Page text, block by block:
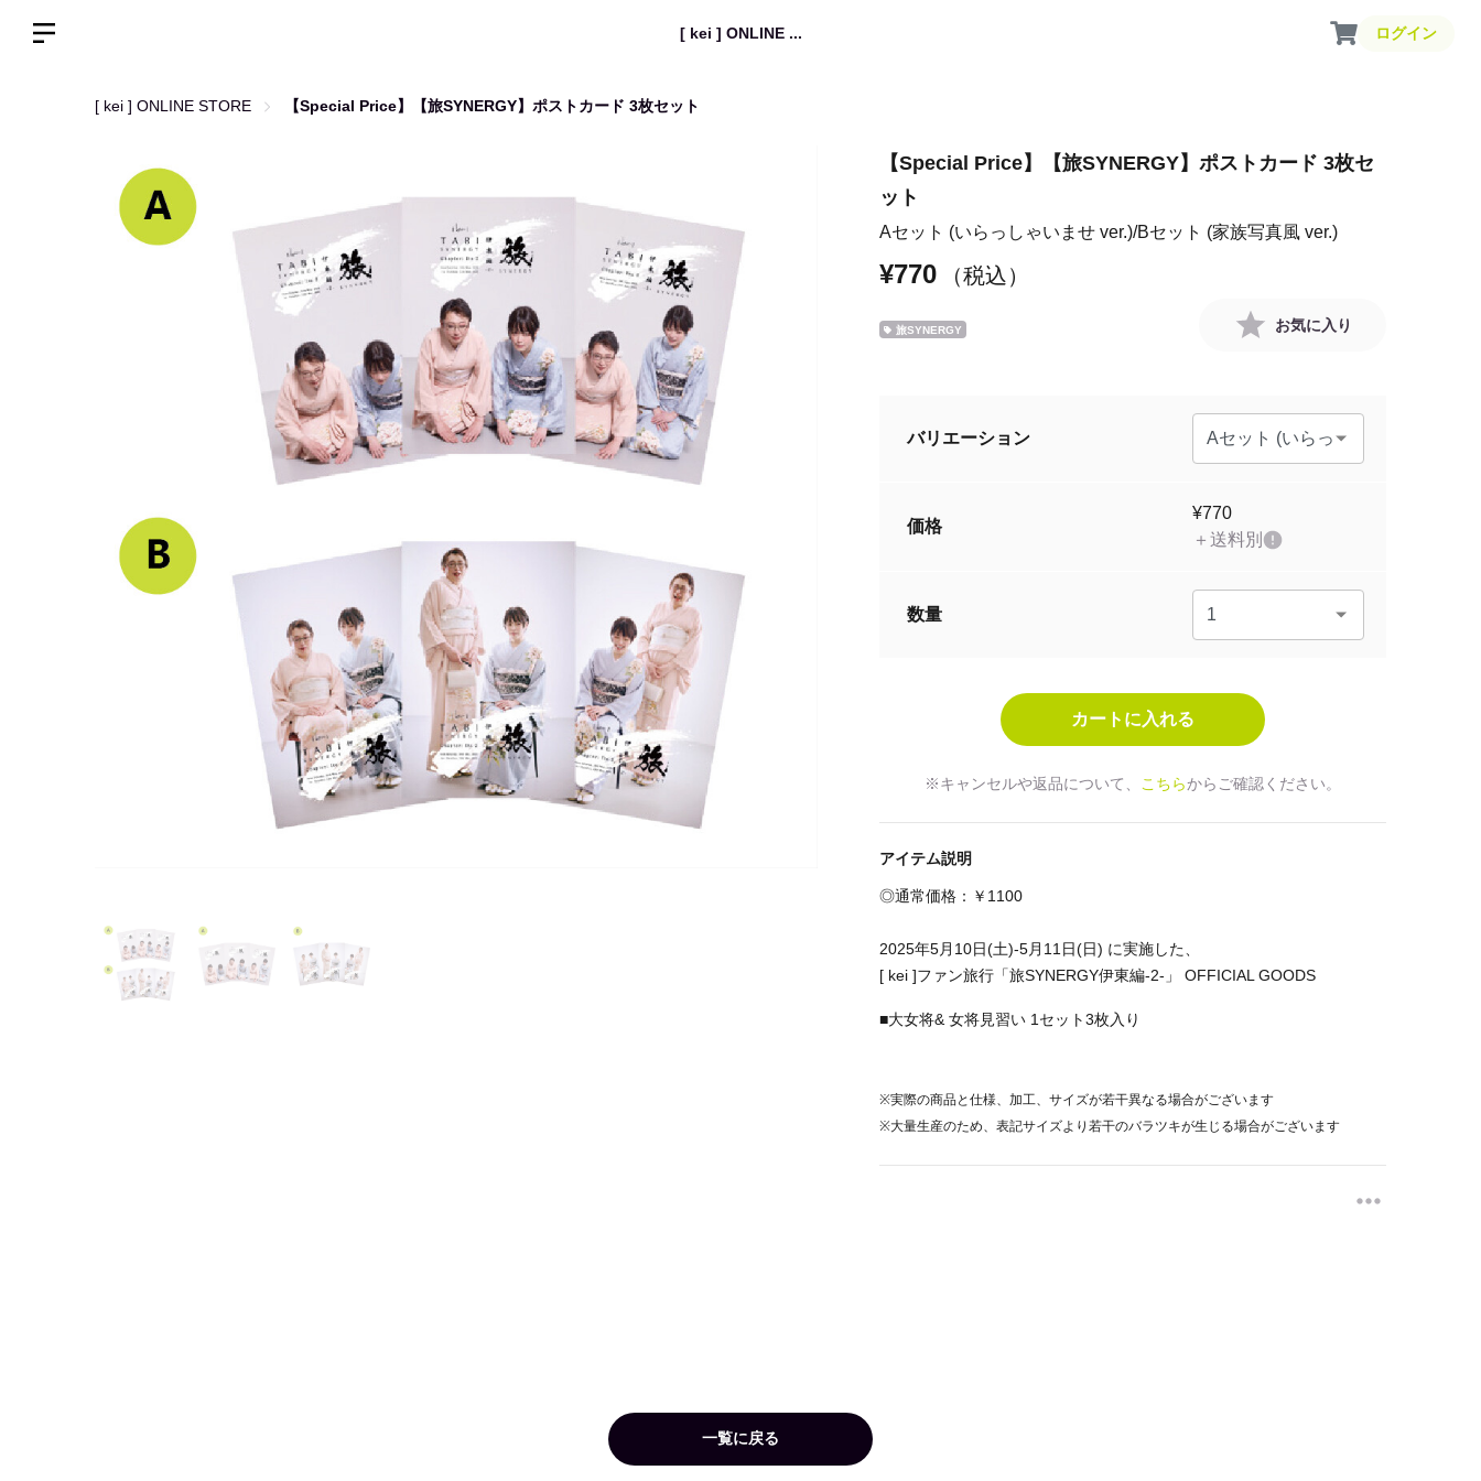
[ kei ] ONLINE ... ログイン
[ kei ] ONLINE STORE 【Special Price】【旅SYNERGY】ポストカード 3枚セット
【Special Price】【旅SYNERGY】ポストカード 3枚セ
ット
Aセット (いらっしゃいませ ver.) Bセット (家族写真風 ver.)
¥770 （税込）
旅SYNERGY お気に入り
バリエーション
価格
¥770
＋送料別
数量
※キャンセルや返品について、 こちらからご確認ください。
アイテム説明
◎通常価格：￥1100
2025年5月10日(土)-5月11日(日) に実施した、
[ kei ]ファン旅行「旅SYNERGY伊東編-2-」 OFFICIAL GOODS
■大女将& 女将見習い 1セット3枚入り
※実際の商品と仕様、加工、サイズが若干異なる場合がございます
※大量生産のため、表記サイズより若干のバラツキが生じる場合がございます
一覧に戻る